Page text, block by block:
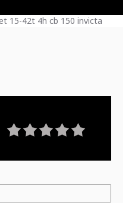
15-42t 4h cb 150 invicta